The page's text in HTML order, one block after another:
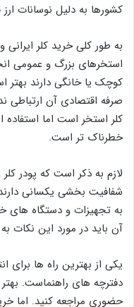
کشورها به دلیل نوسانات
به طور کلی خرید کلر
استخرهای بزرگ و عمومی
کوچک یا خانگی دارند بهتر
صرفه اقتصادی آن ارتباطی
کلر استخر است اما استفاده
خطرناک تر است.
لازم به ذکر است که پودر
شفافیت بخشی یکسانی
به تجهیزات و دستگاه های
آن باید در مورد این نکات
یکی از بهترین راه ها برای
دفترچه های راهنماست.
حضوری مراجعه کنید. اما